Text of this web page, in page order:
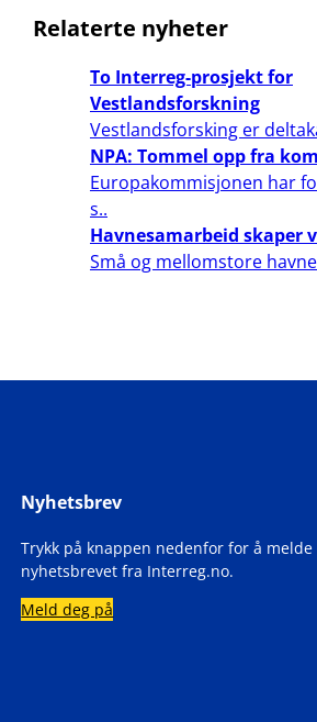
Relaterte nyheter
To Interreg-prosjekt for
Vestlandsforskning
Vestlandsforsking er
NPA: Tommel opp fra
Europakommisjonen har
s..
Havnesamarbeid skaper
Små og mellomstore
Nyhetsbrev
Trykk på knappen nedenfor for å melde
nyhetsbrevet fra Interreg.no.
Meld deg på